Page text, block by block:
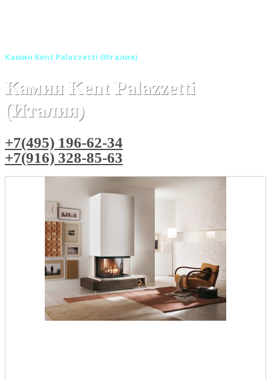
Камин Kent Palazzetti (Италия)
Камин Kent Palazzetti
(Италия)
+7(495) 196-62-34
+7(916) 328-85-63